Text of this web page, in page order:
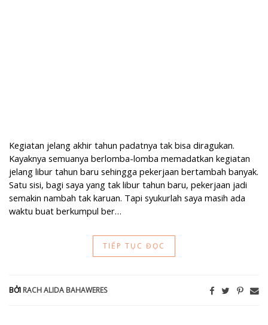
Kegiatan jelang akhir tahun padatnya tak bisa diragukan.
Kayaknya semuanya berlomba-lomba memadatkan kegiatan
jelang libur tahun baru sehingga pekerjaan bertambah banyak.
Satu sisi, bagi saya yang tak libur tahun baru, pekerjaan jadi
semakin nambah tak karuan. Tapi syukurlah saya masih ada
waktu buat berkumpul ber…
TIẾP TỤC ĐỌC
BỞI RACH ALIDA BAHAWERES